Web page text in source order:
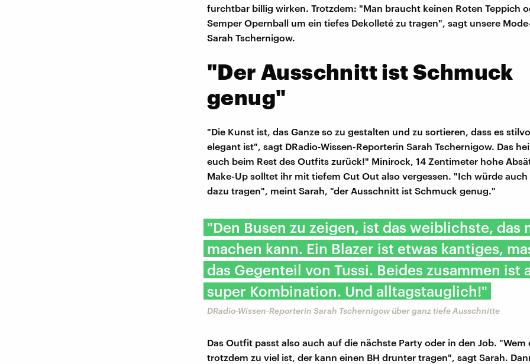
furchtbar billig wirken. Trotzdem: "Man braucht keinen Roten Teppich
Semper Opernball um ein tiefes Dekolleté zu tragen", sagt unsere
Sarah Tschernigow.
"Der Ausschnitt ist Schmuck
genug"
"Die Kunst ist, das Ganze so zu gestalten und zu sortieren, dass es
elegant ist", sagt DRadio-Wissen-Reporterin Sarah Tschernigow. Das
euch beim Rest des Outfits zurück!" Minirock, 14 Zentimeter hohe
Make-Up solltet ihr mit tiefem Cut Out also vergessen. "Ich würde auch
dazu tragen", meint Sarah, "der Ausschnitt ist Schmuck genug."
"Den Busen zu zeigen, ist das weiblichste, das
machen kann. Ein Blazer ist etwas kantiges,
das Gegenteil von Tussi. Beides zusammen ist
super Kombination. Und alltagstauglich!"
DRadio-Wissen-Reporterin Sarah Tschernigow über ganz tiefe Ausschnitte
Das Outfit passt also auch auf die nächste Party oder in den Job. "Wem
trotzdem zu viel ist, der kann einen BH drunter tragen", sagt Sarah.